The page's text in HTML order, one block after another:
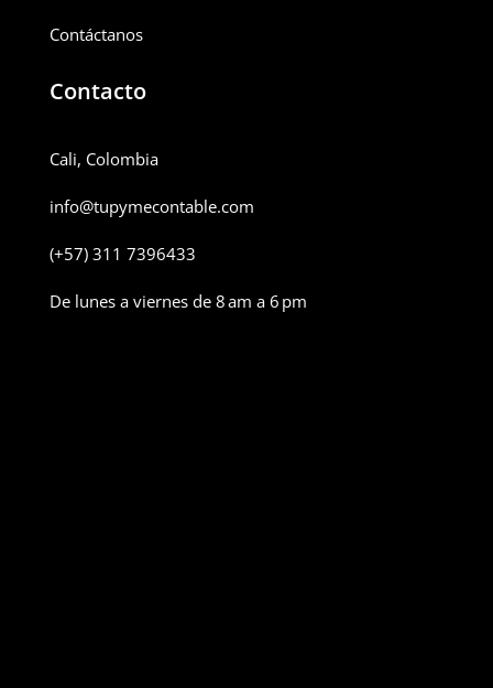
Contáctanos
Contacto
Cali, Colombia
info@tupymecontable.com
(+57) 311 7396433
De lunes a viernes de 8 am a 6 pm